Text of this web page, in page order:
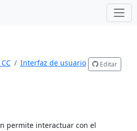
Interfaz de usuario
Editar
permite interactuar con el